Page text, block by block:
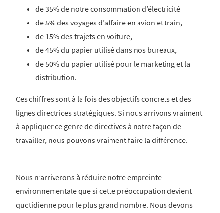
de 35% de notre consommation d’électricité
de 5% des voyages d’affaire en avion et train,
de 15% des trajets en voiture,
de 45% du papier utilisé dans nos bureaux,
de 50% du papier utilisé pour le marketing et la
distribution.
Ces chiffres sont à la fois des objectifs concrets et des
lignes directrices stratégiques. Si nous arrivons vraiment
à appliquer ce genre de directives à notre façon de
travailler, nous pouvons vraiment faire la différence.
Nous n’arriverons à réduire notre empreinte
environnementale que si cette préoccupation devient
quotidienne pour le plus grand nombre. Nous devons